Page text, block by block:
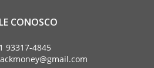
CONOSCO
93317-4845